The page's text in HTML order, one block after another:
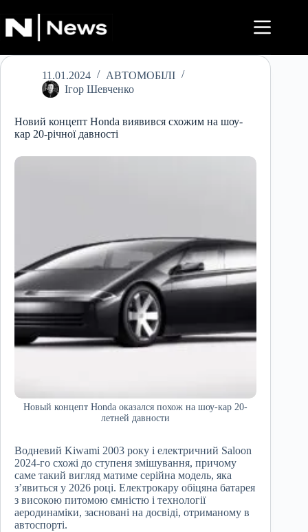
до
вмісту
11.01.2024
АВТОМОБІЛІ
Ігор Шевченко
Новий концепт Honda виявився схожим на шоу-
кар 20-річної давності
Новый концепт Honda оказался похож на шоу-кар 20-
летней давности
Водневий Kiwami 2003 року і електричний Saloon
2024-го схожі до ступеня змішування, причому
саме такий вигляд матиме серійна модель, яка
з’явиться у 2026 році. Електрокару обіцяна батарея
з високою питомою ємністю і технології
аеродинаміки, засновані на досвіді, отриманому в
автоспорті.